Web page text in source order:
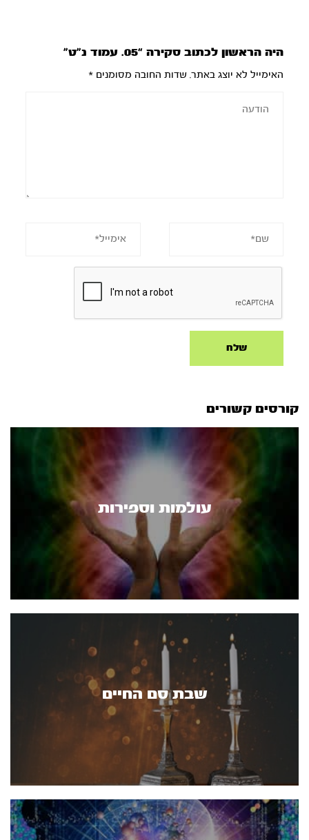
היה הראשון לכתוב סקירה “05. עמוד נ”ט”
האימייל לא יוצג באתר. שדות החובה מסומנים*
קורסים קשורים
עולמות וספירות
שבת סם החיים